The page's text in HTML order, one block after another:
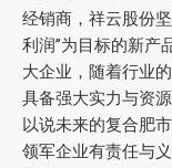
经销商，祥云股份
利润”为目标的新产
大企业，随着行业
具备强大实力与资
以说未来的复合肥
领军企业有责任与